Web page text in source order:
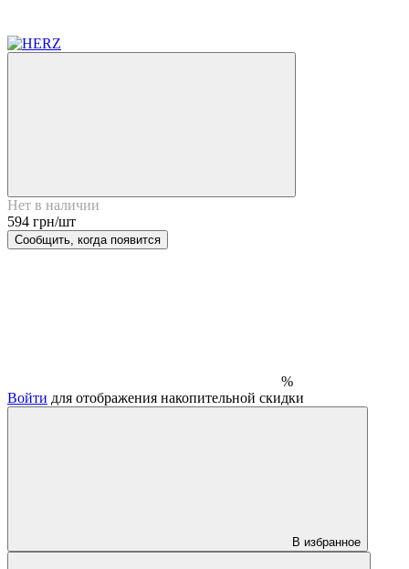
Нет в наличии
594 грн/шт
Сообщить, когда появится
%
Войти для отображения накопительной скидки
В избранное